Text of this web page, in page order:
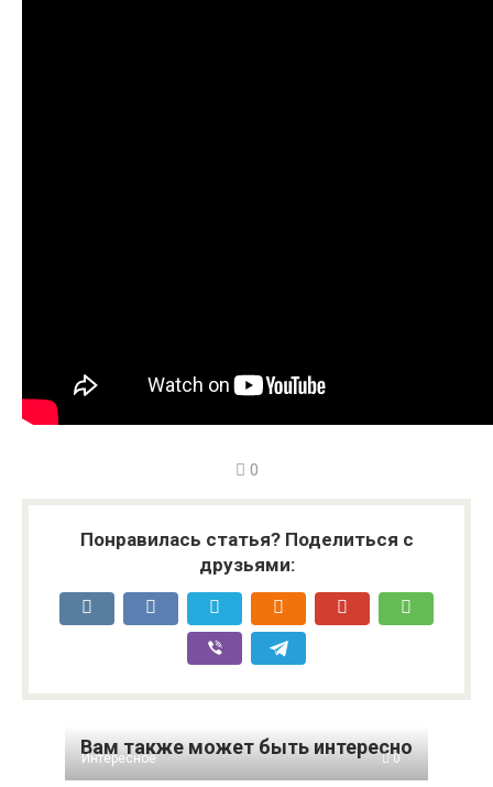
0
Понравилась статья? Поделиться с
друзьями:
Вам также может быть интересно
Интересное 0